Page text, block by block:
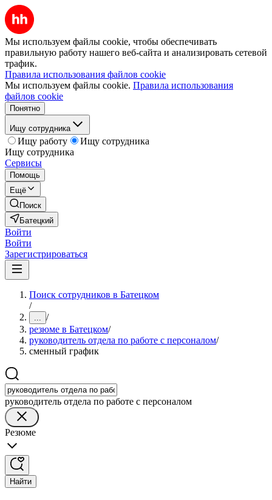
Мы используем файлы cookie, чтобы обеспечивать
правильную работу нашего веб-сайта и анализировать сетевой
трафик.
Правила использования файлов cookie
Мы используем файлы cookie. Правила использования
файлов cookie
Понятно
Ищу сотрудника
Ищу работу
Ищу сотрудника
Ищу сотрудника
Сервисы
Помощь
Ещё
Поиск
Батецкий
Войти
Войти
Зарегистрироваться
Поиск сотрудников в Батецком
/
... /
резюме в Батецком/
руководитель отдела по работе с персоналом/
сменный график
руководитель отдела по работе с персоналом
Резюме
Найти